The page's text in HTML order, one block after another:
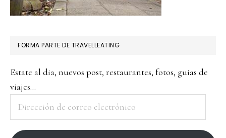
FORMA PARTE DE TRAVELLEATING
Estate al dia, nuevos post, restaurantes, fotos, guias de
viajes...
correo